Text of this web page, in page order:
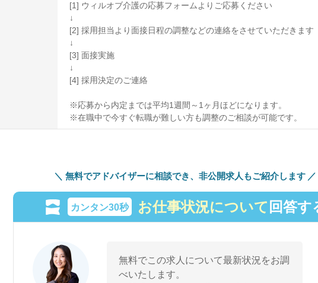
[1] ウィルオブ介護の応募フォームよりご応募ください
↓
[2] 採用担当より面接日程の調整などの連絡をさせていただきます
↓
[3] 面接実施
↓
[4] 採用決定のご連絡
※応募から内定までは平均1週間～1ヶ月ほどになります。
※在職中で今すぐ転職が難しい方も調整のご相談が可能です。
無料でアドバイザーに相談でき、 非公開求人もご紹介します
カンタン30秒 お仕事状況について 回答す
無料でこの求人について最新状況をお調
べいたします。